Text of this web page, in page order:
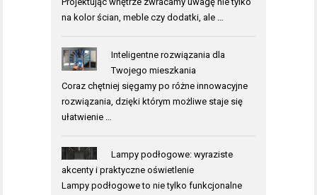
na kolor ścian, meble czy dodatki, ale …
Inteligentne rozwiązania dla
Twojego mieszkania
Coraz chętniej sięgamy po różne innowacyjne
rozwiązania, dzięki którym możliwe staje się
ułatwienie …
Lampy podłogowe: wyraziste
akcenty i praktyczne oświetlenie
Lampy podłogowe to nie tylko funkcjonalne